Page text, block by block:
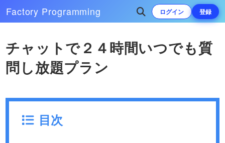
Factory Programming ログイン 登録
チャットで２４時間いつでも質
問し放題プラン
目次